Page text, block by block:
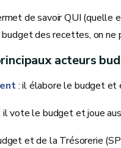
de savoir QUI (quelle
des recettes, on ne
acteurs
: il élabore le budget et
vote le budget et joue
et de la Trésorerie